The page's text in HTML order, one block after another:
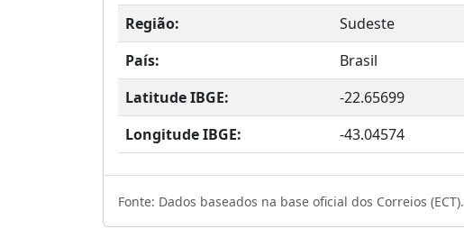
Região:
Sudeste
País:
Brasil
Latitude IBGE:
-22.65699
Longitude IBGE:
-43.04574
Fonte: Dados baseados na base oficial dos Correios (ECT).